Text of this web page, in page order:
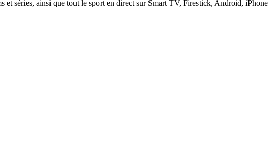
et séries, ainsi que tout le sport en direct sur Smart TV, Firestick, Android, iPhone